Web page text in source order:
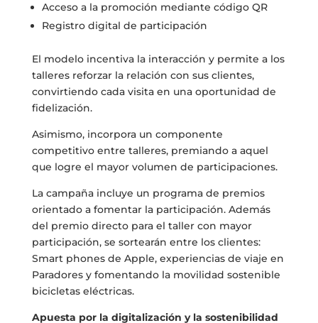
Acceso a la promoción mediante código QR
Registro digital de participación
El modelo incentiva la interacción y permite a los
talleres reforzar la relación con sus clientes,
convirtiendo cada visita en una oportunidad de
fidelización.
Asimismo, incorpora un componente
competitivo entre talleres, premiando a aquel
que logre el mayor volumen de participaciones.
La campaña incluye un programa de premios
orientado a fomentar la participación. Además
del premio directo para el taller con mayor
participación, se sortearán entre los clientes:
Smart phones de Apple, experiencias de viaje en
Paradores y fomentando la movilidad sostenible
bicicletas eléctricas.
Apuesta por la digitalización y la sostenibilidad